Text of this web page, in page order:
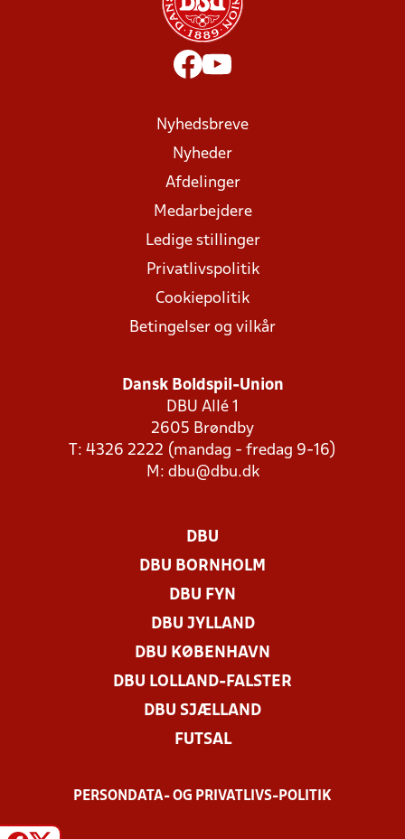
Nyhedsbreve
Nyheder
Afdelinger
Medarbejdere
Ledige stillinger
Privatlivspolitik
Cookiepolitik
Betingelser og vilkår
Dansk Boldspil-Union
DBU Allé 1
2605 Brøndby
T: 4326 2222 (mandag - fredag 9-16)
M: dbu@dbu.dk
DBU
DBU BORNHOLM
DBU FYN
DBU JYLLAND
DBU KØBENHAVN
DBU LOLLAND-FALSTER
DBU SJÆLLAND
FUTSAL
PERSONDATA- OG PRIVATLIVS-POLITIK